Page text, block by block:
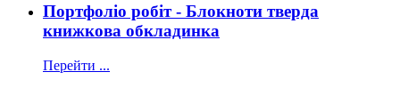
Портфоліо робіт - Блокноти тверда
книжкова обкладинка
Перейти ...